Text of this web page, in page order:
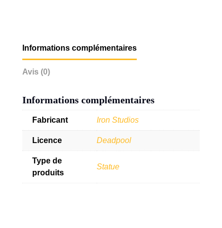
Informations complémentaires
Avis (0)
Informations complémentaires
Fabricant Iron Studios
Licence Deadpool
Type de
produits
Statue